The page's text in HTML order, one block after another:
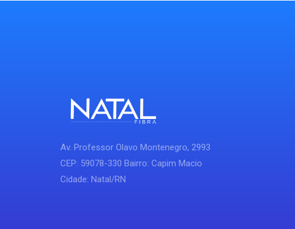
Av. Professor Olavo Montenegro, 2993
CEP: 59078-330 Bairro: Capim Macio
Cidade: Natal/RN